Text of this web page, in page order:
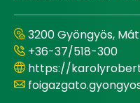
3200 Gyöngyös,
+36-37/518-300
https://